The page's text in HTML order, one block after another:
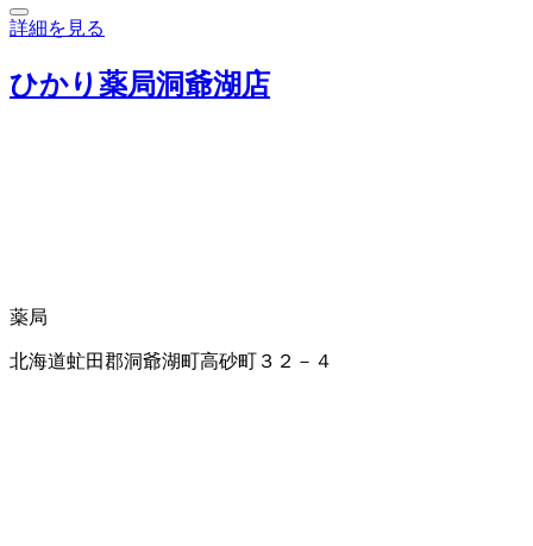
詳細を見る
ひかり薬局洞爺湖店
薬局
北海道虻田郡洞爺湖町高砂町３２－４